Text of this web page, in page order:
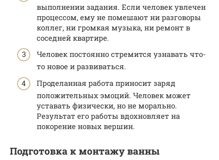
выполнении задания. Если человек увлечен
процессом, ему не помешают ни разговоры
коллег, ни громкая музыка, ни ремонт в
соседней квартире.
Человек постоянно стремится узнавать что-
то новое и развиваться.
Проделанная работа приносит заряд
положительных эмоций. Человек может
уставать физически, но не морально.
Результат его работы вдохновляет на
покорение новых вершин.
Подготовка к монтажу ванны